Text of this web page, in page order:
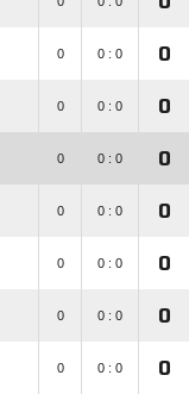
0 0 : 0 0
0 0 : 0 0
0 0 : 0 0
0 0 : 0 0
0 0 : 0 0
0 0 : 0 0
0 0 : 0 0